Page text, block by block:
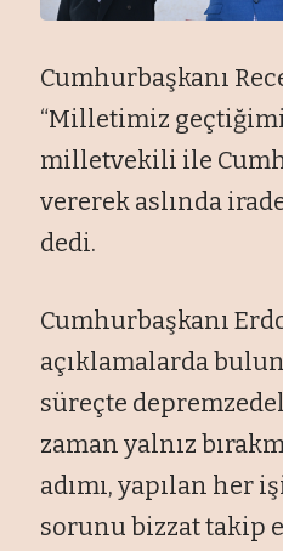
Cumhurbaşkanı
“Milletimiz
milletvekili ile
vererek aslında
dedi.
Cumhurbaşkanı
açıklamalarda
süreçte
zaman yalnız
adımı, yapılan her
sorunu bizzat takip